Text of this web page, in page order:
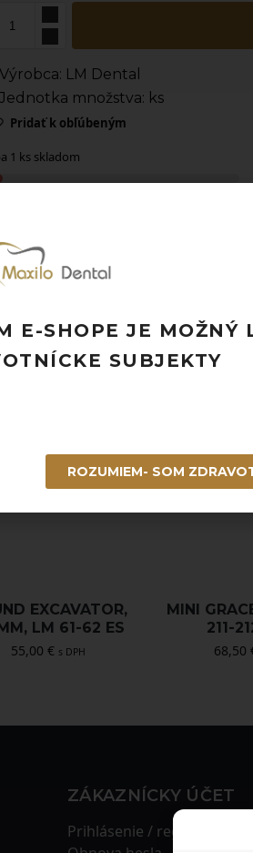
LM Dental
množstva: ks
Pridať k obľúbeným
1 ks skladom
Rýchle doručenie a možnosť osobného
Potrebujete poradiť? Neváhajte nás
EXCAVATOR,
LM 61-62 ES
55,00€ s DPH
MINI
211-
68,50
ZÁKAZNÍCKY ÚČET
Prihlásenie / registrácia
E-SHOPE JE MOŽNÝ
SUBJEKTY
ROZUMIEM- SOM